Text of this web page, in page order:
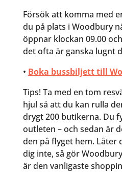
Försök att komma med
du på plats i Woodbury
öppnar klockan 09.00
det ofta är ganska lugnt
• Boka bussbiljett till
Tips! Ta med en tom
hjul så att du kan rulla
drygt 200 butikerna. Du
outleten – och sedan är
den på flyget hem. Låter
dig inte, så gör
är den vanligaste